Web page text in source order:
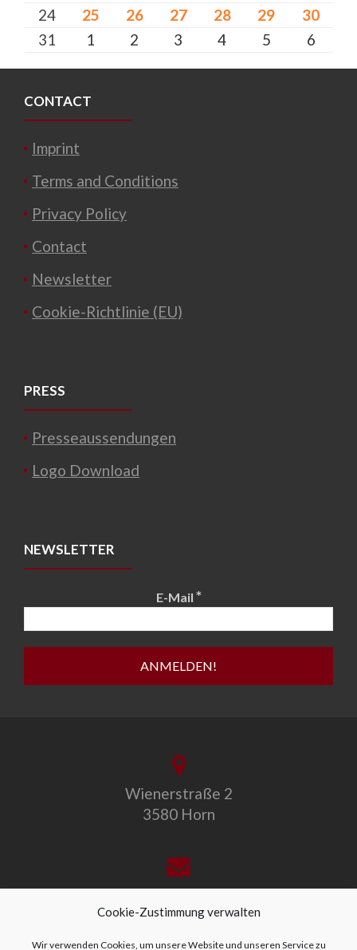
Cookie-Zustimmung verwalten
Wir verwenden Cookies, um unsere Website und unseren Service zu
24
25 26 27 28 29
30
31
1 2 3 4 5 6
CONTACT
Imprint
Terms and Conditions
Privacy Policy
Contact
Newsletter
Cookie-Richtlinie (EU)
PRESS
Presseaussendungen
Logo Download
NEWSLETTER
E-Mail *
Wienerstraße 2
3580 Horn
office@allegro-vivo.at